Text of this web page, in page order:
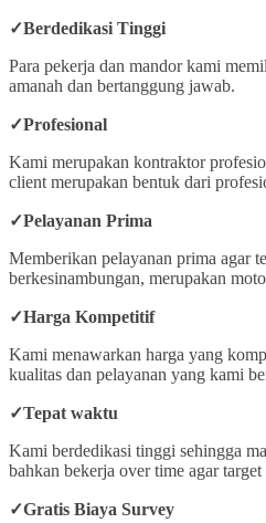
✓Berdedikasi Tinggi
Para pekerja dan mandor kami
amanah dan bertanggung jawab.
✓Profesional
Kami merupakan kontraktor
client merupakan bentuk dari
✓Pelayanan Prima
Memberikan pelayanan prima agar
berkesinambungan, merupakan
✓Harga Kompetitif
Kami menawarkan harga yang
kualitas dan pelayanan yang kami
✓Tepat waktu
Kami berdedikasi tinggi sehingga
bahkan bekerja over time agar target
✓Gratis Biaya Survey